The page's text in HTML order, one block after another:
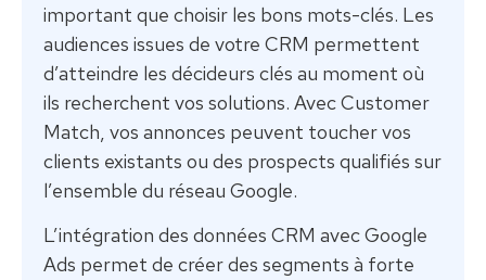
important que choisir les bons mots-clés. Les
audiences issues de votre CRM permettent
d’atteindre les décideurs clés au moment où
ils recherchent vos solutions. Avec Customer
Match, vos annonces peuvent toucher vos
clients existants ou des prospects qualifiés sur
l’ensemble du réseau Google.
L’intégration des données CRM avec Google
Ads permet de créer des segments à forte